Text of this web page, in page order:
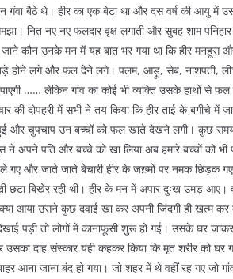
गंवा बैठे थे। हीर का एक बेटा था और दस वर्ष की आयु में
नित नए नए फलदार वृक्ष लगाती और सुबह शाम
कौन उनके मन में यह बात भर गया था कि हीर मनहूस
होने लगे और फल देने लगे। पलम, आड़ू, सेब, नाशपती,
…… लेकिन गांव का कोई भी व्यक्ति उसके हाथों से
की दोपहरी में सभी ने तय किया कि हीर ताई के बगीचे
चुपचाप उन बच्चों को फल खाते देखने लगी। कुछ समय
अपने पति और बच्चे को खा लिया अब हमारे बच्चों को भी
गए और जाते जाते बेचारी हीर के जख़्मों पर नमक छिड़क
बिखेर रही थी। हीर के मन में अपार दुःख उमड़ आए।
आया उसने कुछ दवाई खा कर अपनी जिंदगी ही खत्म
पड़ी तो लोगों में कानाफूसी शुरू हो गई। उसके घर
उसका दाह संस्कार यही कहकर किया कि मृत शरीर को
आना जाना बंद हो गया। जो शहर में थे वहीं रह गए जो